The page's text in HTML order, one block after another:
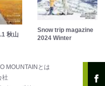
秋山
Snow trip magazine
2024 Winter
MOUNTAINとは
社